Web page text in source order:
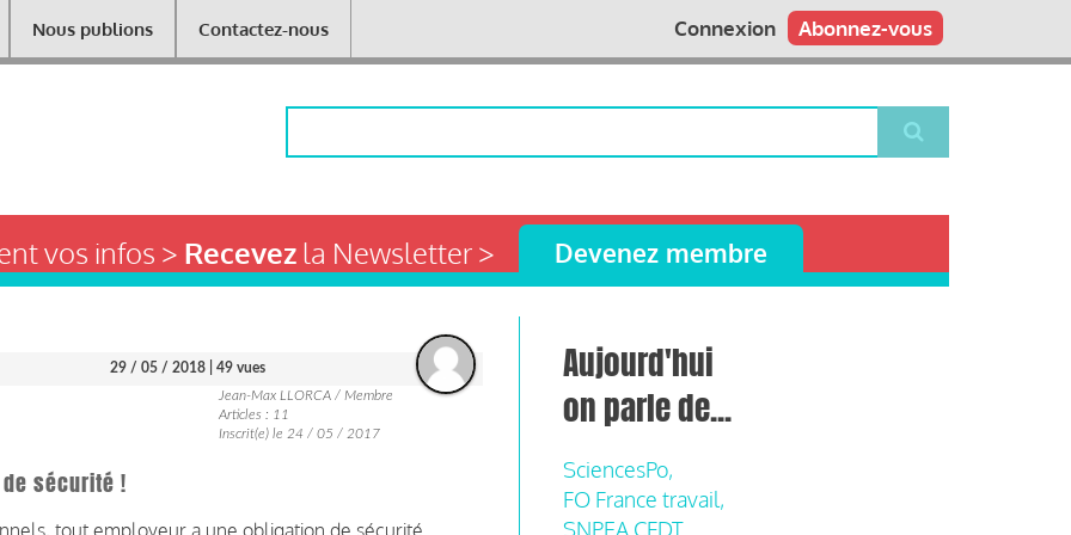
Nous publions Contactez-nous Abonnez-vous
Connexion
vos infos > Recevezla Newsletter > Devenez membre
29 / 05 / 2018 | 49 vues
Jean-Max LLORCA / Membre
Articles : 11
Inscrit(e) le 24 / 05 / 2017
sécurité !
tout employeur a une obligation de sécurité.
Aujourd'hui
on parle de...
SciencesPo,
FO France travail,
SNPEA CFDT